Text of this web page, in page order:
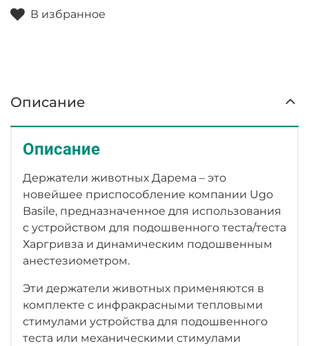
В избранное
Описание
Описание
Держатели животных Дарема – это
новейшее приспособление компании Ugo
Basile, предназначенное для использования
с устройством для подошвенного теста/теста
Харгривза и динамическим подошвенным
анестезиометром.
Эти держатели животных применяются в
комплекте с инфракрасными тепловыми
стимулами устройства для подошвенного
теста или механическими стимулами